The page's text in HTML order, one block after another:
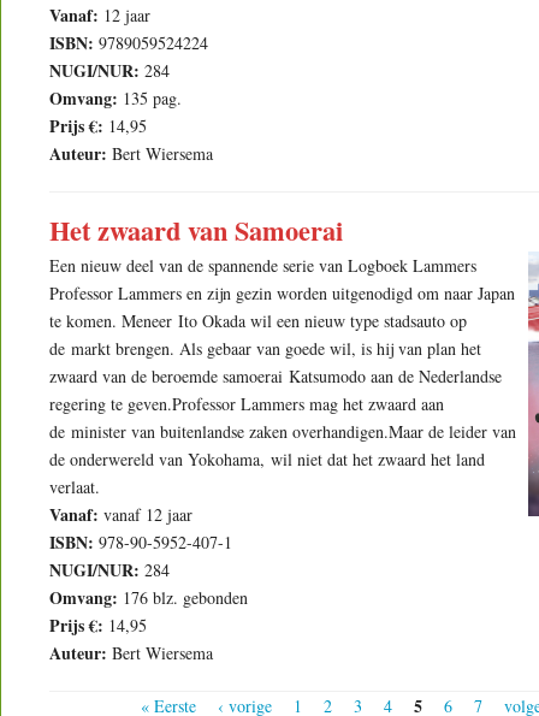
Vanaf: 12 jaar
ISBN: 9789059524224
NUGI/NUR: 284
Omvang: 135 pag.
Prijs €: 14,95
Auteur: Bert Wiersema
Het zwaard van Samoerai
Een nieuw deel van de spannende serie van Logboek Lammers
Professor Lammers en zijn gezin worden uitgenodigd om naar Japan
te komen. Meneer Ito Okada wil een nieuw type stadsauto op
de markt brengen. Als gebaar van goede wil, is hij van plan het
zwaard van de beroemde samoerai Katsumodo aan de Nederlandse
regering te geven.Professor Lammers mag het zwaard aan
de minister van buitenlandse zaken overhandigen.Maar de leider van
de onderwereld van Yokohama, wil niet dat het zwaard het land
verlaat.
Vanaf: vanaf 12 jaar
ISBN: 978-90-5952-407-1
NUGI/NUR: 284
Omvang: 176 blz. gebonden
Prijs €: 14,95
Auteur: Bert Wiersema
« Eerste ‹ vorige 1 2 3 4 5 6 7